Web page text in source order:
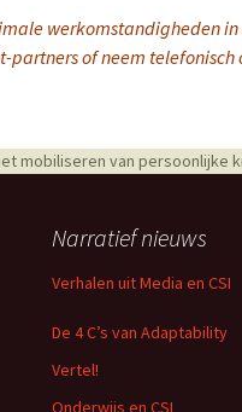
werkomstandigheden
partners of neem telefonisch
van persoonlijke
Narratief nieuws
Verhalen uit Media en CSI
De 4 C’s van Adaptability
Vertel!
Onderwijs en CSI